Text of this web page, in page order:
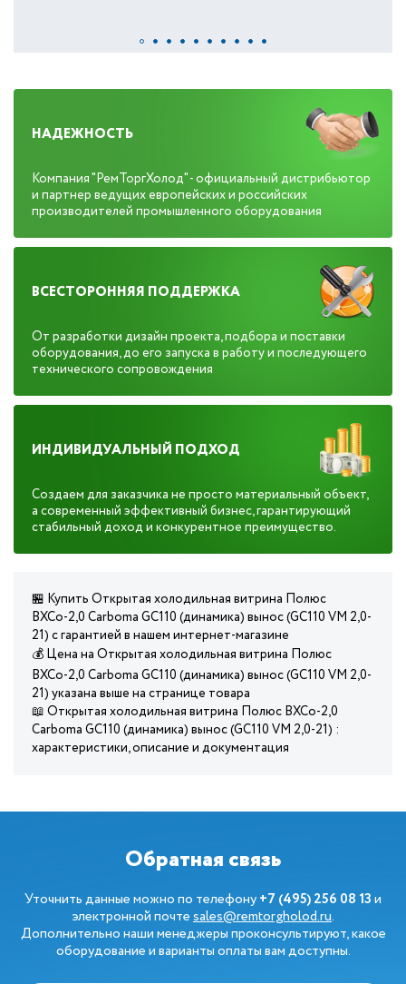
НАДЕЖНОСТЬ
Компания "РемТоргХолод" - официальный дистрибьютор
и партнер ведущих европейских и российских
производителей промышленного оборудования
ВСЕСТОРОННЯЯ ПОДДЕРЖКА
От разработки дизайн проекта, подбора и поставки
оборудования, до его запуска в работу и последующего
технического сопровождения
ИНДИВИДУАЛЬНЫЙ ПОДХОД
Создаем для заказчика не просто материальный объект,
а современный эффективный бизнес, гарантирующий
стабильный доход и конкурентное преимущество.
🏪 Купить Открытая холодильная витрина Полюс
ВХСо-2,0 Carboma GC110 (динамика) вынос (GC110 VM 2,0-
21) с гарантией в нашем интернет-магазине
💰 Цена на Открытая холодильная витрина Полюс
ВХСо-2,0 Carboma GC110 (динамика) вынос (GC110 VM 2,0-
21) указана выше на странице товара
📖 Открытая холодильная витрина Полюс ВХСо-2,0
Carboma GC110 (динамика) вынос (GC110 VM 2,0-21) :
характеристики, описание и документация
Обратная связь
Уточнить данные можно по телефону+7 (495) 256 08 13и
электронной почтеsales@remtorgholod.ru.
Дополнительно наши менеджеры проконсультируют, какое
оборудование и варианты оплаты вам доступны.